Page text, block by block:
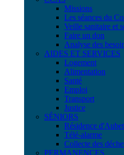
Missions
Les séances du
Veille sanitaire et
Faire un don
Analyse des
AIDES ET SERVICES
Logement
Alimentation
Santé
Emploi
Transport
Justice
SÉNIORS
Résidence
Télé-alarme
Collecte des
PERMANENCES